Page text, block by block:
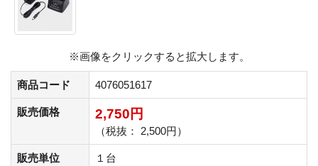
※画像をクリックすると拡大します。
商品コード 4076051617
販売価格 2,750円
（税抜： 2,500円）
販売単位 １台